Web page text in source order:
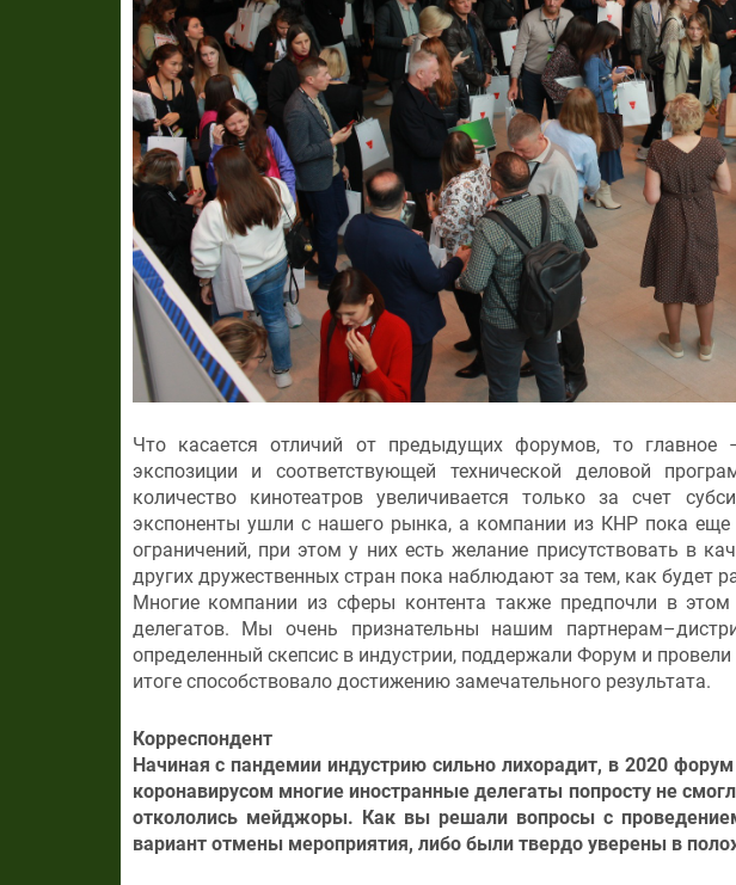
Что касается отличий от предыдущих форумов, то главное
экспозиции и соответствующей технической деловой
количество кинотеатров увеличивается только за счет
экспоненты ушли с нашего рынка, а компании из КНР пока еще
ограничений, при этом у них есть желание присутствовать в
других дружественных стран пока наблюдают за тем, как будет
Многие компании из сферы контента также предпочли в этом
делегатов. Мы очень признательны нашим
определенный скепсис в индустрии, поддержали Форум и
итоге способствовало достижению замечательного результата.
Корреспондент
Начиная с пандемии индустрию сильно лихорадит, в 2020
коронавирусом многие иностранные делегаты попросту не
откололись мейджоры. Как вы решали вопросы с
вариант отмены мероприятия, либо были твердо уверены в